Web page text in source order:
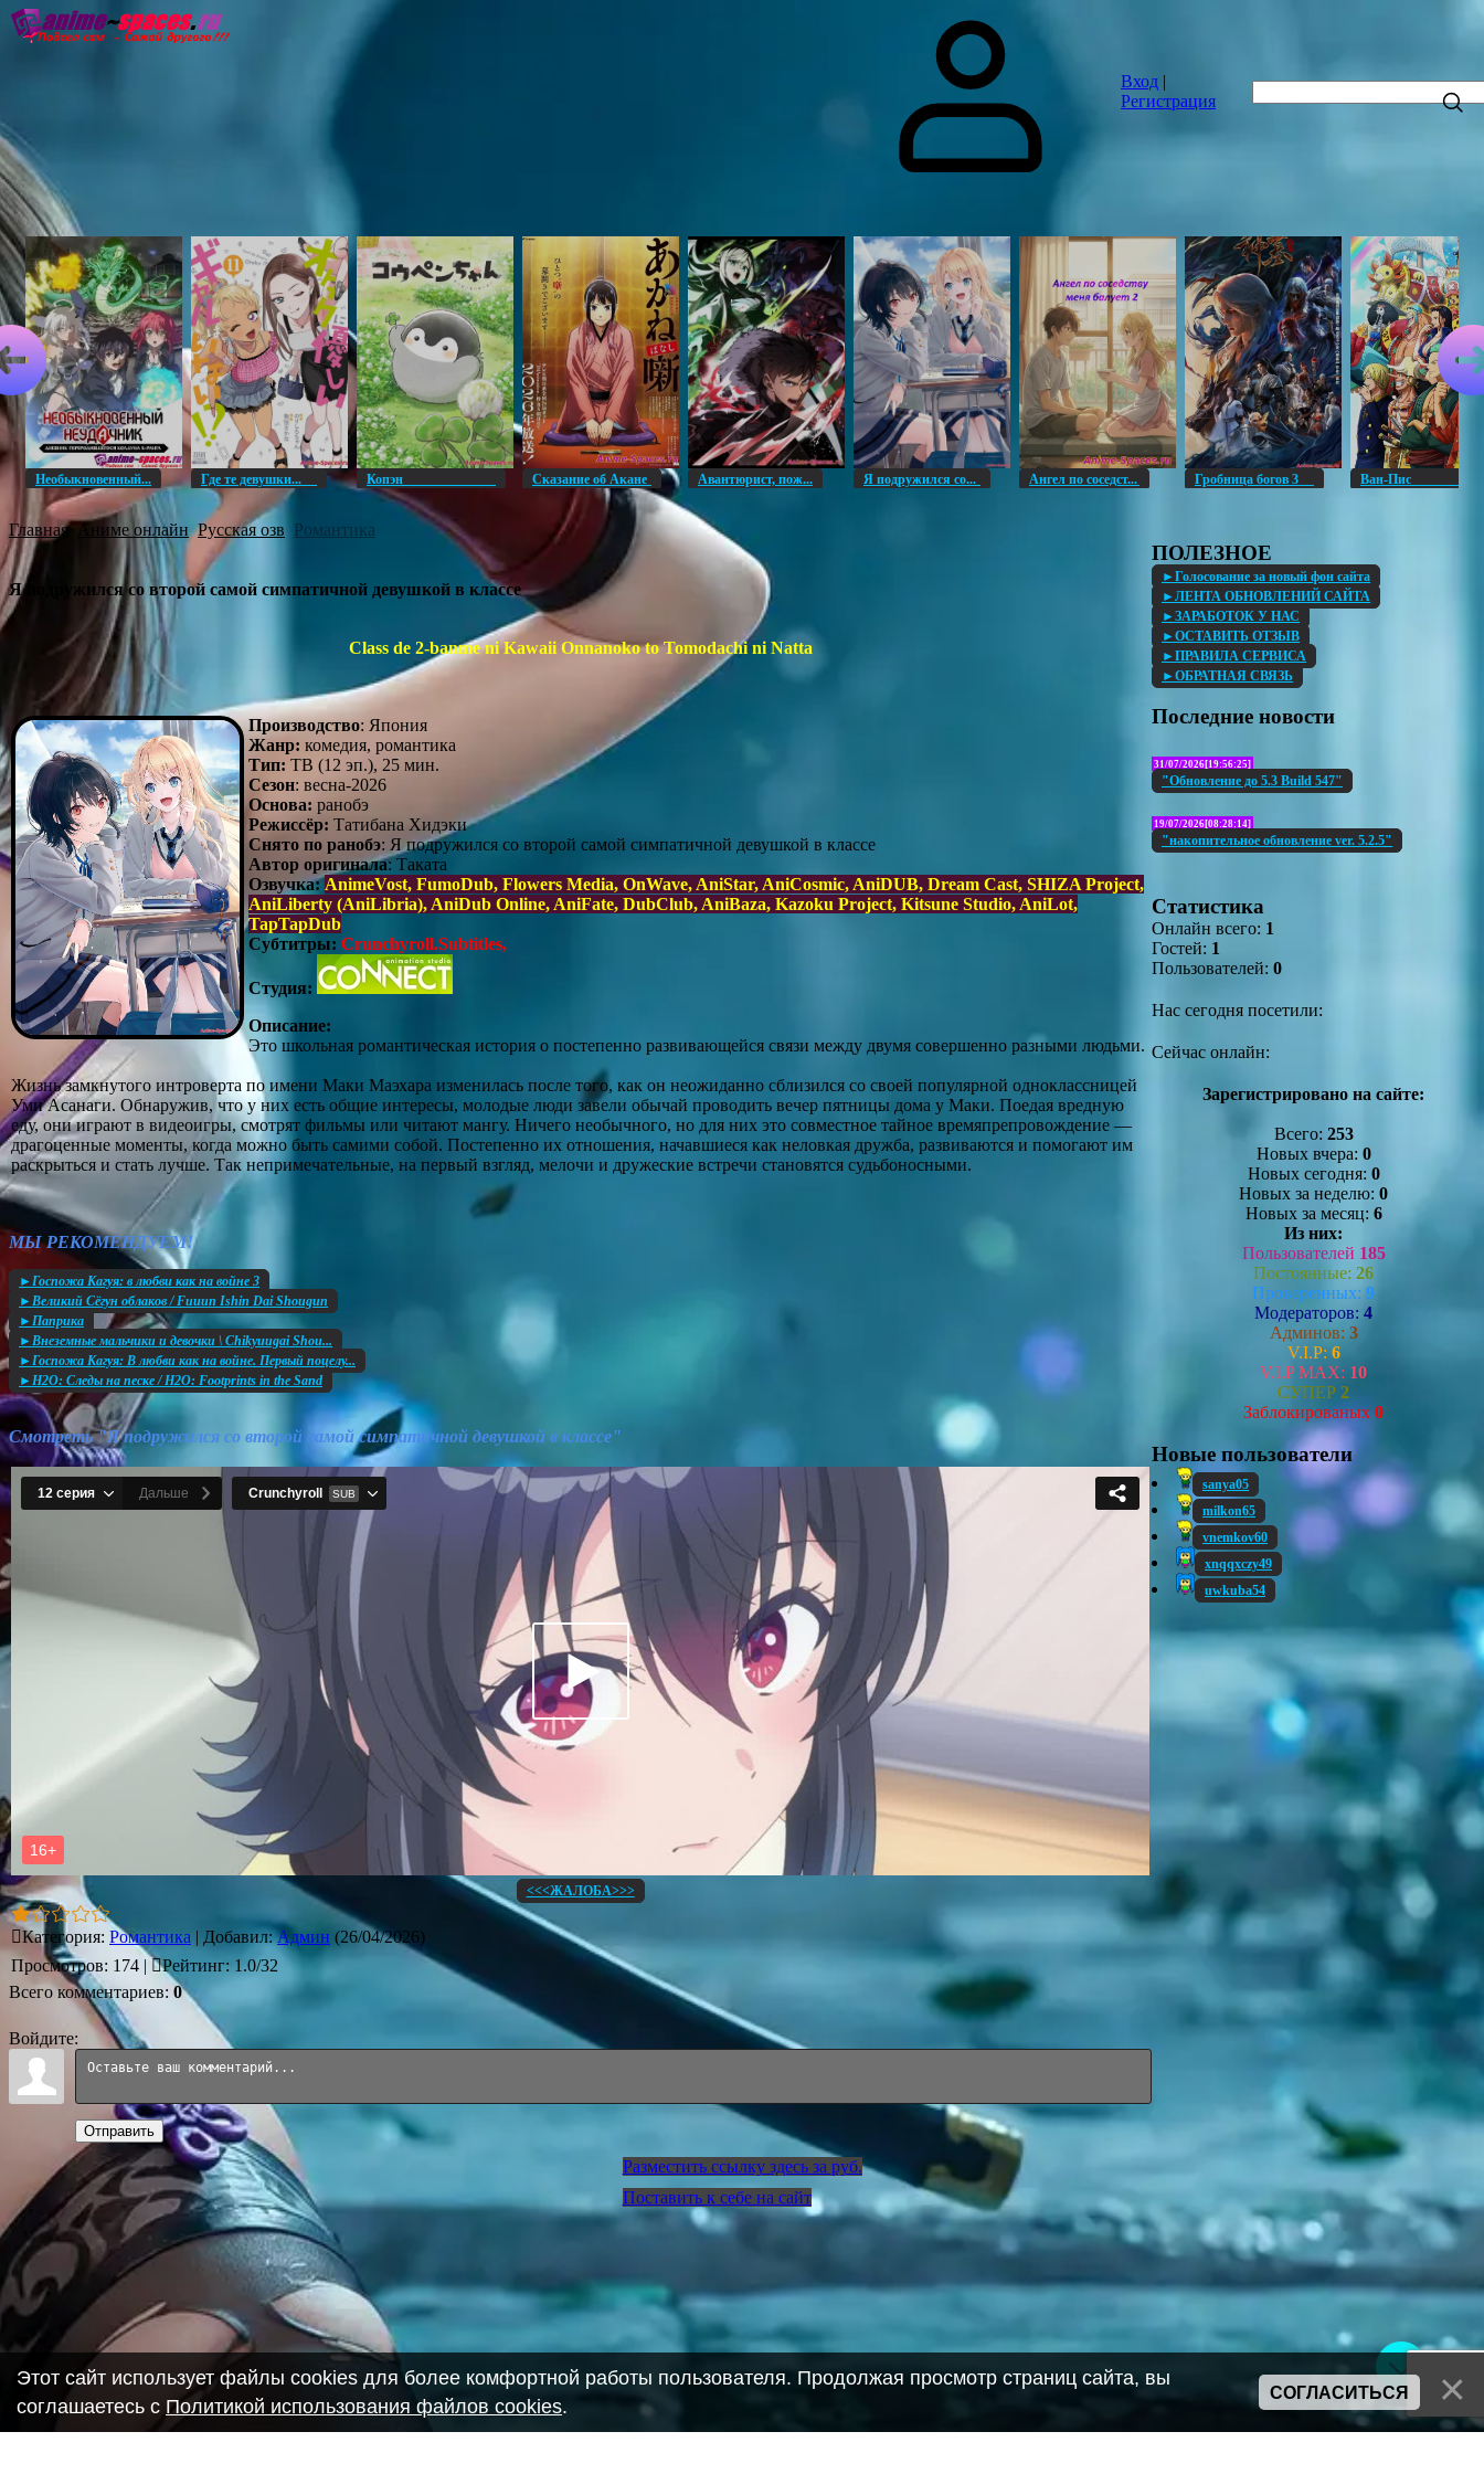
Вход |
Регистрация
Необыкновенный... Где те девушки... Копэн Сказание об Акане Авантюрист, пож... Я подружился со... Ангел по соседст... Гробница богов 3 Ван-
Главная Аниме онлайн Русская озв Романтика
Я подружился со второй самой симпатичной девушкой в классе
Class de 2-banme ni Kawaii Onnanoko to Tomodachi ni Natta
Производство: Япония
Жанр: комедия, романтика
Тип: ТВ (12 эп.), 25 мин.
Сезон: весна-2026
Основа: ранобэ
Режиссёр: Татибана Хидэки
Снято по ранобэ: Я подружился со второй самой симпатичной девушкой в классе
Автор оригинала: Таката
Озвучка:AnimeVost, FumoDub, Flowers Media, OnWave, AniStar, AniCosmic, AniDUB, Dream Cast, SHIZA Project,
AniLiberty (AniLibria), AniDub Online, AniFate, DubClub, AniBaza, Kazoku Project, Kitsune Studio, AniLot,
TapTapDub
Субтитры: Crunchyroll.Subtitles,
Студия:
Описание:
Это школьная романтическая история о постепенно развивающейся связи между двумя совершенно разными людьми.
Жизнь замкнутого интроверта по имени Маки Маэхара изменилась после того, как он неожиданно сблизился со своей популярной одноклассницей
Уми Асанаги. Обнаружив, что у них есть общие интересы, молодые люди завели обычай проводить вечер пятницы дома у Маки. Поедая вредную
еду, они играют в видеоигры, смотрят фильмы или читают мангу. Ничего необычного, но для них это совместное тайное времяпрепровождение —
драгоценные моменты, когда можно быть самими собой. Постепенно их отношения, начавшиеся как неловкая дружба, развиваются и помогают им
раскрыться и стать лучше. Так непримечательные, на первый взгляд, мелочи и дружеские встречи становятся судьбоносными.
МЫ РЕКОМЕНДУЕМ!
►Госпожа Кагуя: в любви как на войне 3
►Великий Сёгун облаков / Fuuun Ishin Dai Shougun
►Паприка
►Внеземные мальчики и девочки \ Chikyuugai Shou...
►Госпожа Кагуя: В любви как на войне. Первый поцелу...
►H2O: Следы на песке / H2O: Footprints in the Sand
Смотреть "Я подружился со второй самой симпатичной девушкой в классе"
<<<ЖАЛОБА>>>
Категория: Романтика | Добавил: Админ (26/04/2026)
Просмотров: 174 | Рейтинг: 1.0/32
Всего комментариев: 0
Войдите:
Отправить
ПОЛЕЗНОЕ
►Голосование за новый фон сайта
►ЛЕНТА ОБНОВЛЕНИЙ САЙТА
►ЗАРАБОТОК У НАС
►ОСТАВИТЬ ОТЗЫВ
►ПРАВИЛА СЕРВИСА
►ОБРАТНАЯ СВЯЗЬ
Последние новости
31/07/2026[19:56:25]
"Обновление до 5.3 Build 547"
19/07/2026[08:28:14]
"накопительное обновление ver. 5.2.5"
Статистика
Онлайн всего: 1
Гостей: 1
Пользователей: 0
Нас сегодня посетили:
Сейчас онлайн:
Зарегистрировано на сайте:
Всего: 253
Новых вчера: 0
Новых сегодня: 0
Новых за неделю: 0
Новых за месяц: 6
Из них:
Пользователей 185
Постоянные: 26
Проверенных: 9
Модераторов: 4
Админов: 3
V.I.P: 6
V.I.P MAX: 10
СУПЕР 2
Заблокированых 0
Новые пользователи
sanya05
milkon65
vnemkov60
xnqqxczy49
uwkuba54
Разместить ссылку здесь за руб.
Поставить к себе на сайт
Этот сайт использует файлы cookies для более комфортной работы пользователя. Продолжая просмотр страниц сайта, вы
соглашаетесь с Политикой использования файлов cookies.
СОГЛАСИТЬСЯ